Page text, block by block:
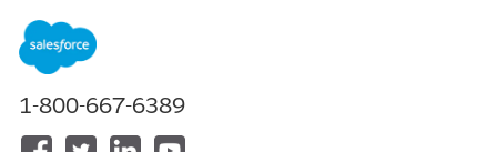
請參閱標準工作人員動作的
動作詳細資料
1-800-667-6389